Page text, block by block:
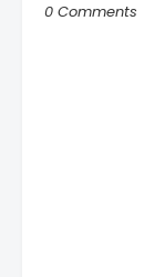
0 Comments